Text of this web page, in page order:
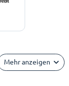
Mehr anzeigen